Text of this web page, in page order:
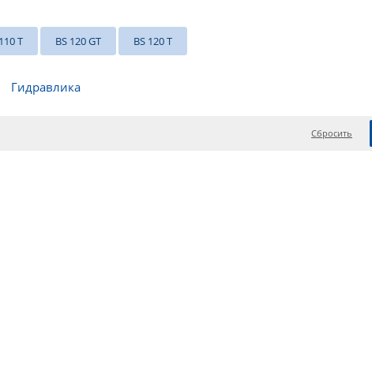
T BS 120 GT BS 120 T
Гидравлика
Сбросить